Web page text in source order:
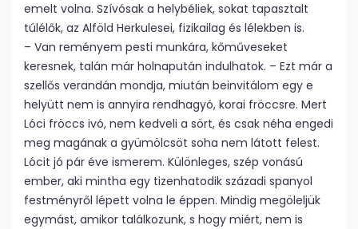
emelt volna. Szívósak a helybéliek, sokat tapasztalt
túlélők, az Alföld Herkulesei, fizikailag és lélekben is.
– Van reményem pesti munkára, kőműveseket
keresnek, talán már holnapután indulhatok. – Ezt már a
szellős verandán mondja, miután beinvitálom egy e
helyütt nem is annyira rendhagyó, korai fröccsre. Mert
Lóci fröccs ivó, nem kedveli a sört, és csak néha engedi
meg magának a gyümölcsöt soha nem látott felest.
Lócit jó pár éve ismerem. Különleges, szép vonású
ember, aki mintha egy tizenhatodik századi spanyol
festményről lépett volna le éppen. Mindig megöleljük
egymást, amikor találkozunk, s hogy miért, nem is